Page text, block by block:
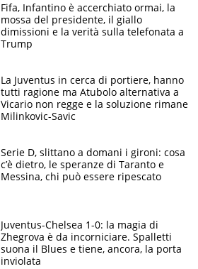
Fifa, Infantino è accerchiato ormai, la
mossa del presidente, il giallo
dimissioni e la verità sulla telefonata a
Trump
La Juventus in cerca di portiere, hanno
tutti ragione ma Atubolo alternativa a
Vicario non regge e la soluzione rimane
Milinkovic-Savic
Serie D, slittano a domani i gironi: cosa
c’è dietro, le speranze di Taranto e
Messina, chi può essere ripescato
Juventus-Chelsea 1-0: la magia di
Zhegrova è da incorniciare. Spalletti
suona il Blues e tiene, ancora, la porta
inviolata